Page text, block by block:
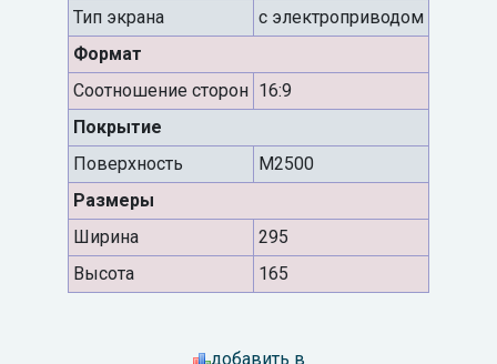
Тип экрана
с электроприводом
Формат
Cоотношение сторон 16:9
Покрытие
Поверхность
M2500
Размеры
Ширина
295
Высота
165
добавить в